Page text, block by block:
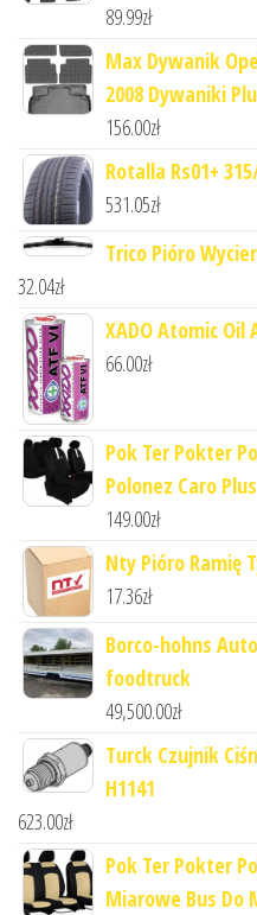
89.99zł
Max Dywanik
2008 Dywaniki
156.00zł
Rotalla Rs01+
531.05zł
Trico Pióro
32.04zł
XADO Atomic Oil
66.00zł
Pok Ter Pokter
Polonez Caro Plus
149.00zł
Nty Pióro Ramię
17.36zł
Borco-hohns
foodtruck
49,500.00zł
Turck Czujnik
H1141
623.00zł
Pok Ter Pokter
Miarowe Bus Do